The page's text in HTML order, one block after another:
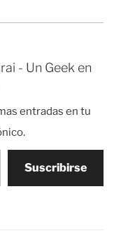
- Un Geek en
entradas en tu
Suscribirse